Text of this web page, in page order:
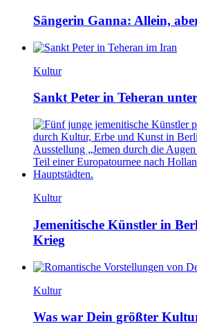
Sängerin Ganna: Allein,
Kultur
Sankt Peter in Teheran
Kultur
Jemenitische Künstler in
Krieg
Kultur
Was war Dein größter